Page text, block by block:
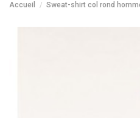
Accueil Sweat-shirt col rond